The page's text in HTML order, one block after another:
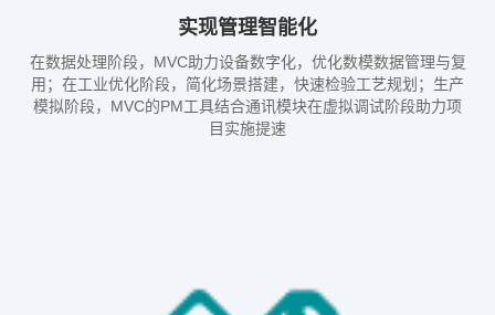
实现管理智能化
在数据处理阶段，MVC助力设备数字化，优化数模数据管理与复
用；在工业优化阶段，简化场景搭建，快速检验工艺规划；生产
模拟阶段，MVC的PM工具结合通讯模块在虚拟调试阶段助力项
目实施提速